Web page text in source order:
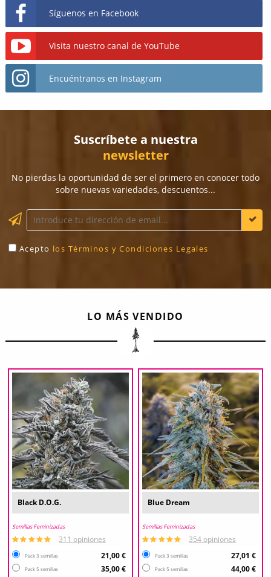
Síguenos en Facebook
Visita nuestro canal de YouTube
Encuéntranos en Instagram
Suscríbete a nuestra
newsletter
No pierdas la oportunidad de ser el primero en conocer todo
sobre nuevas variedades, descuentos...
Acepto los Términos y Condiciones Legales
LO MÁS VENDIDO
Black D.O.G.
Semillas Feminizadas
311 opiniones
Pack 3 semillas 21,00 €
Pack 5 semillas 35,00 €
Blue Dream
Semillas Feminizadas
354 opiniones
Pack 3 semillas 27,01 €
Pack 5 semillas 44,00 €